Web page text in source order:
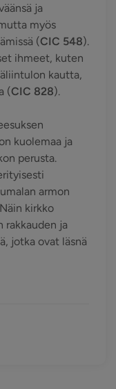
ja
myös
(CIC 548).
ihmeet, kuten
kautta,
(CIC 828).
kuolemaa ja
perusta.
armon
kirkko
rakkauden ja
jotka ovat läsnä